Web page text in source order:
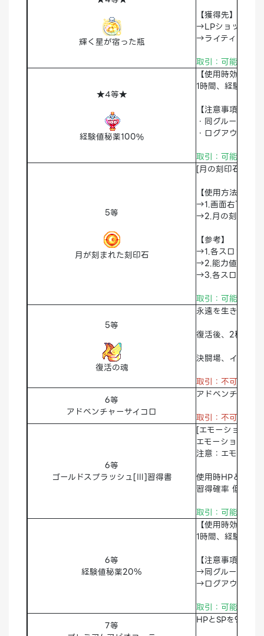
輝く星が宿った瓶
【獲得先】
→LPショップに
→ライティティア
取引：可能 破
★4等★
経験値秘薬100%
【使用時効果】
1時間、経験値
【注意事項】
・同グループの
・ログアウト中
取引：可能 破
5等
月が刻まれた刻印石
[月の刻印石に能
【使用方法】
→1.画面右下の[
→2.月の刻印スロ
【参考】
→1.各スロット毎
→2.能力値は30
→3.各スロット刻
取引：可能 破
5等
復活の魂
永遠を生きる不
復活後、2秒間は
決闘場、イベン
取引：不可
6等
アドベンチャーサイコロ
アドベンチャー
取引：不可
6等
ゴールドスプラッシュ[Ⅲ]習得書
[エモーション]お
エモーション使
注意：エモーシ
使用時HPとSP
習得確率 低い
取引：可能 破
6等
経験値秘薬20％
【使用時効果】
1時間、経験値20
【注意事項】
→同グループの経
→ログアウト中、
取引：可能 破
7等
HPとSPを90％